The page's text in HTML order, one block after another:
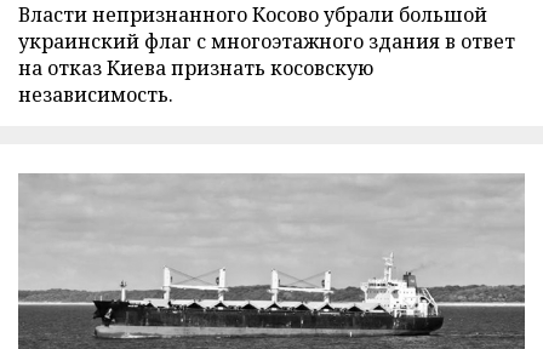
Власти непризнанного Косово убрали большой
украинский флаг с многоэтажного здания в ответ
на отказ Киева признать косовскую
независимость.